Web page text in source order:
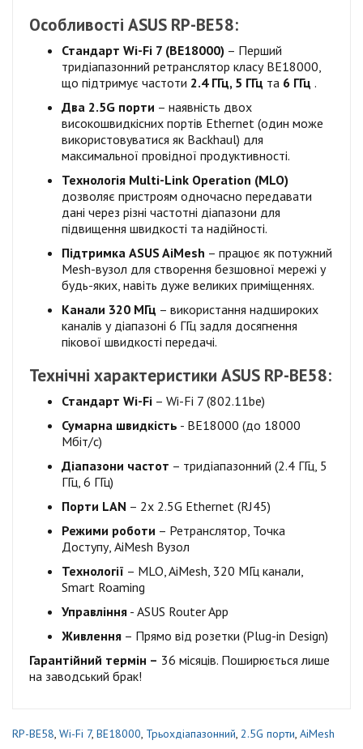
Особливості ASUS RP-BE58:
Стандарт Wi-Fi 7 (BE18000) – Перший
тридіапазонний ретранслятор класу BE18000,
що підтримує частоти 2.4 ГГц, 5 ГГц та 6 ГГц .
Два 2.5G порти – наявність двох
високошвидкісних портів Ethernet (один може
використовуватися як Backhaul) для
максимальної провідної продуктивності.
Технологія Multi-Link Operation (MLO)
дозволяє пристроям одночасно передавати
дані через різні частотні діапазони для
підвищення швидкості та надійності.
Підтримка ASUS AiMesh – працює як потужний
Mesh-вузол для створення безшовної мережі у
будь-яких, навіть дуже великих приміщеннях.
Канали 320 МГц – використання надшироких
каналів у діапазоні 6 ГГц задля досягнення
пікової швидкості передачі.
Технічні характеристики ASUS RP-BE58:
Стандарт Wi-Fi – Wi-Fi 7 (802.11be)
Сумарна швидкість - BE18000 (до 18000
Мбіт/с)
Діапазони частот – тридіапазонний (2.4 ГГц, 5
ГГц, 6 ГГц)
Порти LAN – 2x 2.5G Ethernet (RJ45)
Режими роботи – Ретранслятор, Точка
Доступу, AiMesh Вузол
Технології – MLO, AiMesh, 320 МГц канали,
Smart Roaming
Управління - ASUS Router App
Живлення – Прямо від розетки (Plug-in Design)
Гарантійний термін – 36 місяців. Поширюється лише
на заводський брак!
RP-BE58, Wi-Fi 7, BE18000, Трьохдіапазонний, 2.5G порти, AiMesh